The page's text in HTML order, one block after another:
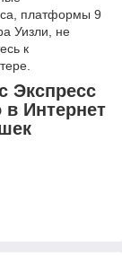
платформы 9
Уизли, не
к
Экспресс
Интернет